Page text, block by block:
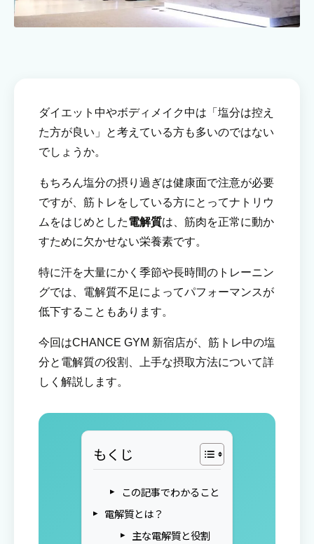
ダイエット中やボディメイク中は「塩分は控え
た方が良い」と考えている方も多いのではない
でしょうか。
もちろん塩分の摂り過ぎは健康面で注意が必要
ですが、筋トレをしている方にとってナトリウ
ムをはじめとした電解質は、筋肉を正常に動か
すために欠かせない栄養素です。
特に汗を大量にかく季節や長時間のトレーニン
グでは、電解質不足によってパフォーマンスが
低下することもあります。
今回はCHANCE GYM 新宿店が、筋トレ中の塩
分と電解質の役割、上手な摂取方法について詳
しく解説します。
もくじ
この記事でわかること
電解質とは？
主な電解質と役割